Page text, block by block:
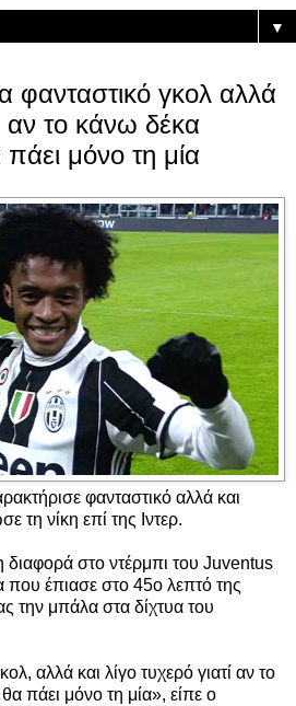
▼
γκολ αλλά
αν το κάνω δέκα
μόνο τη μία
φανταστικό αλλά και
τη νίκη επί της Ιντερ.
διαφορά στο ντέρμπι του Juventus
έπιασε στο 45ο λεπτό της
την μπάλα στα δίχτυα του
αλλά και λίγο τυχερό γιατί αν το
πάει μόνο τη μία», είπε ο